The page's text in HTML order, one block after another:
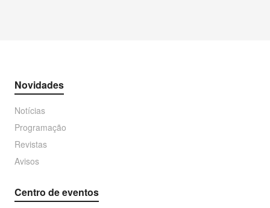
Novidades
Notícias
Programação
Revistas
Avisos
Centro de eventos